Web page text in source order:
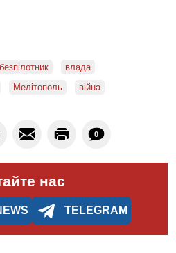
безпілотник
влада
Мелітополь війна
0
нас
TELEGRAM